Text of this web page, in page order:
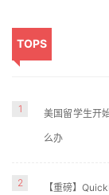
TOPS
1 美国留学生开
么办
2 【重磅】